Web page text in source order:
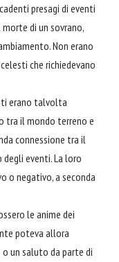
presagi di eventi
di un sovrano,
Non erano
che richiedevano
erano talvolta
tra il mondo terreno e
connessione tra il
degli eventi. La loro
o negativo, a seconda
le anime dei
poteva allora
o un saluto da parte di